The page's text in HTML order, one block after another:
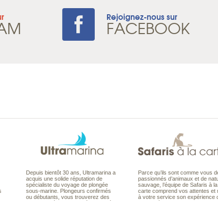
Rejoignez-nous sur
FACEBOOK
Depuis bientôt 30 ans, Ultramarina a
acquis une solide réputation de
spécialiste du voyage de plongée
sous-marine. Plongeurs confirmés
ou débutants, vous trouverez des
Parce qu’ils sont comme vous
passionnés d’animaux et de
sauvage, l’équipe de Safaris à la
carte comprend vos attentes et
à votre service son expérience